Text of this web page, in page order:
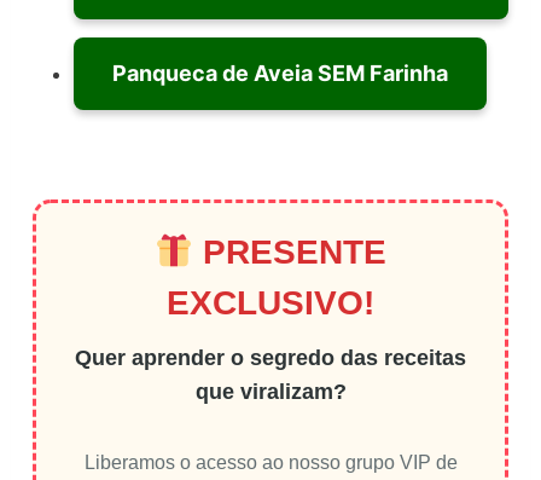
Panqueca de Aveia SEM Farinha
PRESENTE
EXCLUSIVO!
Quer aprender o segredo das receitas
que viralizam?
Liberamos o acesso ao nosso grupo VIP de